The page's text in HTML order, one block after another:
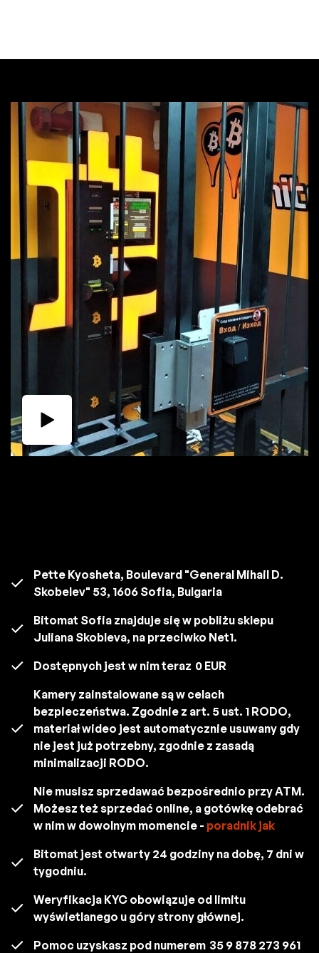
Pette Kyosheta, Boulevard "General Mihail D.
Skobelev" 53, 1606 Sofia, Bulgaria
Bitomat Sofia znajduje się w pobliżu sklepu
Juliana Skobleva, na przeciwko Net1.
Dostępnych jest w nim teraz 0 EUR
Kamery zainstalowane są w celach
bezpieczeństwa. Zgodnie z art. 5 ust. 1 RODO,
materiał wideo jest automatycznie usuwany gdy
nie jest już potrzebny, zgodnie z zasadą
minimalizacji RODO.
Nie musisz sprzedawać bezpośrednio przy ATM.
Możesz też sprzedać online, a gotówkę odebrać
w nim w dowolnym momencie - poradnik jak
Bitomat jest otwarty 24 godziny na dobę, 7 dni w
tygodniu.
Weryfikacja KYC obowiązuje od limitu
wyświetlanego u góry strony głównej.
Pomoc uzyskasz pod numerem 35 9 878 273 961